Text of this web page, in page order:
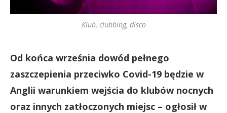
Klub, clubbing, disco
Od końca września dowód pełnego
zaszczepienia przeciwko Covid-19 będzie w
Anglii warunkiem wejścia do klubów nocnych
oraz innych zatłoczonych miejsc – ogłosił w